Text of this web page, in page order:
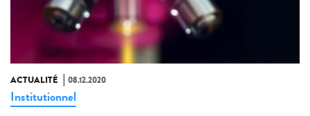
ACTUALITÉ 08.12.2020
Institutionnel